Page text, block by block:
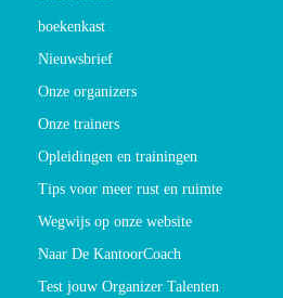
boekenkast
Nieuwsbrief
Onze organizers
Onze trainers
Opleidingen en trainingen
Tips voor meer rust en ruimte
Wegwijs op onze website
Naar De KantoorCoach
Test jouw Organizer Talenten